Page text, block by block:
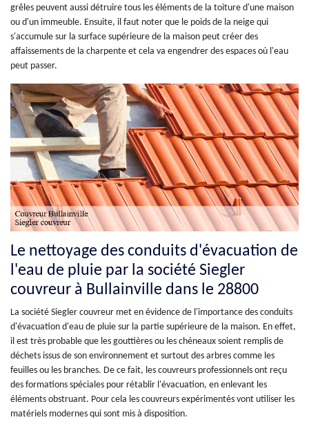
grêles peuvent aussi détruire tous les éléments de la toiture d'une maison
ou d'un immeuble. Ensuite, il faut noter que le poids de la neige qui
s'accumule sur la surface supérieure de la maison peut créer des
affaissements de la charpente et cela va engendrer des espaces où l'eau
peut passer.
Le nettoyage des conduits d'évacuation de
l'eau de pluie par la société Siegler
couvreur à Bullainville dans le 28800
La société Siegler couvreur met en évidence de l'importance des conduits
d'évacuation d'eau de pluie sur la partie supérieure de la maison. En effet,
il est très probable que les gouttières ou les chéneaux soient remplis de
déchets issus de son environnement et surtout des arbres comme les
feuilles ou les branches. De ce fait, les couvreurs professionnels ont reçu
des formations spéciales pour rétablir l'évacuation, en enlevant les
éléments obstruant. Pour cela les couvreurs expérimentés vont utiliser les
matériels modernes qui sont mis à disposition.